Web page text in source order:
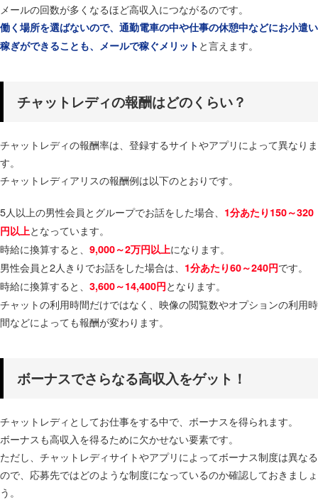
メールの回数が多くなるほど高収入につながるのです。
働く場所を選ばないので、通勤電車の中や仕事の休憩中などにお小遣い
稼ぎができることも、メールで稼ぐメリット と言えます。
チャットレディの報酬はどのくらい？
チャットレディの報酬率は、登録するサイトやアプリによって異なりま
す。
チャットレディアリスの報酬例は以下のとおりです。
5人以上の男性会員とグループでお話をした場合、 1分あたり150～320
円以上となっています。
時給に換算すると、 9,000～2万円以上になります。
男性会員と2人きりでお話をした場合は、 1分あたり60～240円です。
時給に換算すると、 3,600～14,400円となります。
チャットの利用時間だけではなく、映像の閲覧数やオプションの利用時
間などによっても報酬が変わります。
ボーナスでさらなる高収入をゲット！
チャットレディとしてお仕事をする中で、ボーナスを得られます。
ボーナスも高収入を得るために欠かせない要素です。
ただし、チャットレディサイトやアプリによってボーナス制度は異なる
ので、応募先ではどのような制度になっているのか確認しておきましょ
う。